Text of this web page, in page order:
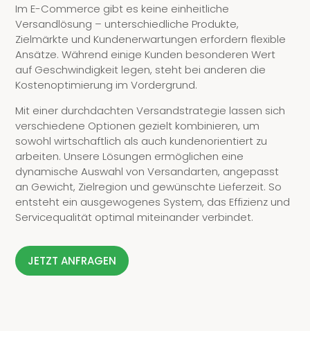
Im E-Commerce gibt es keine einheitliche
Versandlösung – unterschiedliche Produkte,
Zielmärkte und Kundenerwartungen erfordern flexible
Ansätze. Während einige Kunden besonderen Wert
auf Geschwindigkeit legen, steht bei anderen die
Kostenoptimierung im Vordergrund.
Mit einer durchdachten Versandstrategie lassen sich
verschiedene Optionen gezielt kombinieren, um
sowohl wirtschaftlich als auch kundenorientiert zu
arbeiten. Unsere Lösungen ermöglichen eine
dynamische Auswahl von Versandarten, angepasst
an Gewicht, Zielregion und gewünschte Lieferzeit. So
entsteht ein ausgewogenes System, das Effizienz und
Servicequalität optimal miteinander verbindet.
JETZT ANFRAGEN